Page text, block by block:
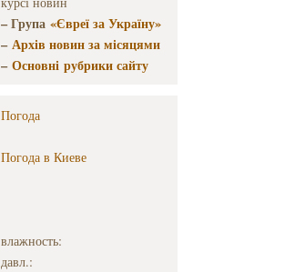
– Група «Євреї за Україну»
–Архів новин за місяцями
–Основні рубрики сайту
Погода
Погода в Киеве
влажность:
давл.: